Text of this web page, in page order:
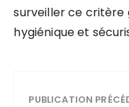
surveiller ce critère
hygiénique et
PUBLICATION